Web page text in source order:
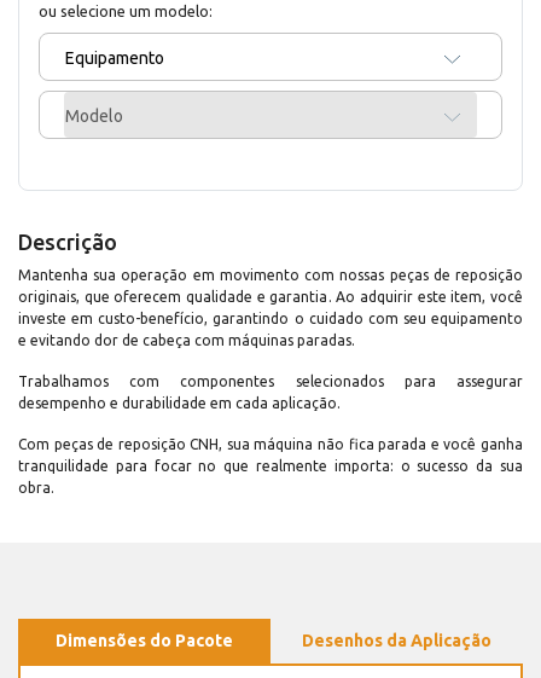
ou selecione um modelo:
Equipamento
Modelo
Descrição
Mantenha sua operação em movimento com nossas peças de reposição
originais, que oferecem qualidade e garantia. Ao adquirir este item, você
investe em custo-benefício, garantindo o cuidado com seu equipamento
e evitando dor de cabeça com máquinas paradas.
Trabalhamos com componentes selecionados para assegurar
desempenho e durabilidade em cada aplicação.
Com peças de reposição CNH, sua máquina não fica parada e você ganha
tranquilidade para focar no que realmente importa: o sucesso da sua
obra.
Dimensões do Pacote Desenhos da Aplicação